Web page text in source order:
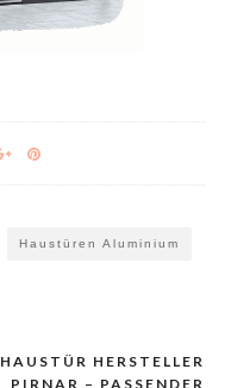
Haustüren Aluminium
HAUSTÜR HERSTELLER
PIRNAR – PASSENDER